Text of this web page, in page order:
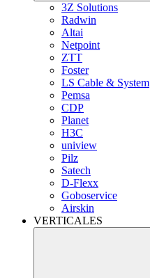
3Z Solutions
Radwin
Altai
Netpoint
ZTT
Foster
LS Cable & System
Pemsa
CDP
Planet
H3C
uniview
Pilz
Satech
D-Flexx
Goboservice
Airskin
VERTICALES